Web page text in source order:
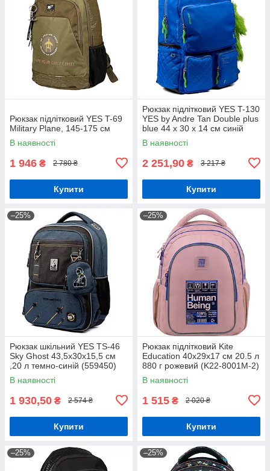
Рюкзак підлітковий YES T-69
Military Plane, 145-175 см
В наявності
1 946 ₴ 2 780 ₴
Купити
Рюкзак підлітковий YES T-130
YES by Andre Tan Double plus
blue 44 x 30 x 14 см синій
(559048)
В наявності
2 251,90 ₴ 3 217 ₴
Купити
–25%
Рюкзак шкільний YES TS-46
Sky Ghost 43,5x30x15,5 см
,20 л темно-синій (559450)
В наявності
1 930,50 ₴ 2 574 ₴
Купити
–25%
Рюкзак підлітковий Kite
Education 40х29х17 см 20.5 л
880 г рожевий (K22-8001M-2)
В наявності
1 515 ₴ 2 020 ₴
Купити
–25% –25%